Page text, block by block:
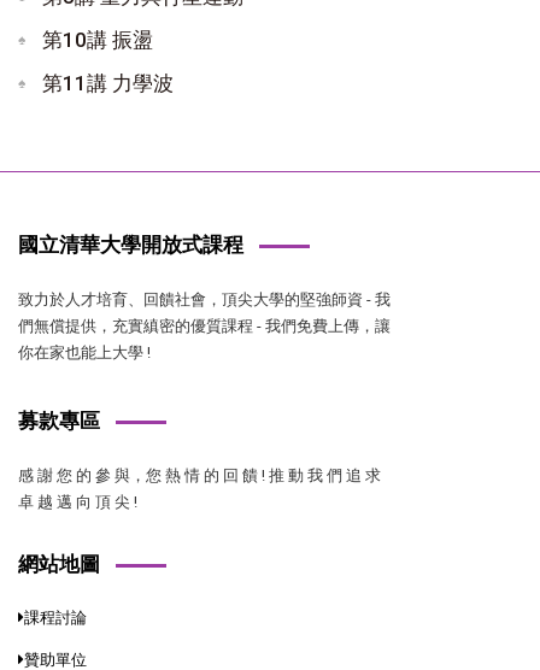
第10講 振盪
第11講 力學波
國立清華大學開放式課程
致力於人才培育、回饋社會，頂尖大學的堅強師資 - 我
們無償提供，充實縝密的優質課程 - 我們免費上傳，讓
你在家也能上大學 !
募款專區
感 謝 您 的 參 與，您 熱 情 的 回 饋 ! 推 動 我 們 追 求
卓 越 邁 向 頂 尖 !
網站地圖
課程討論
贊助單位